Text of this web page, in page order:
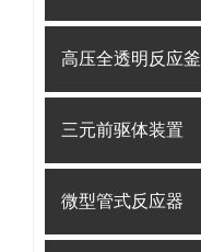
高压全透明反应釜
三元前驱体装置
微型管式反应器